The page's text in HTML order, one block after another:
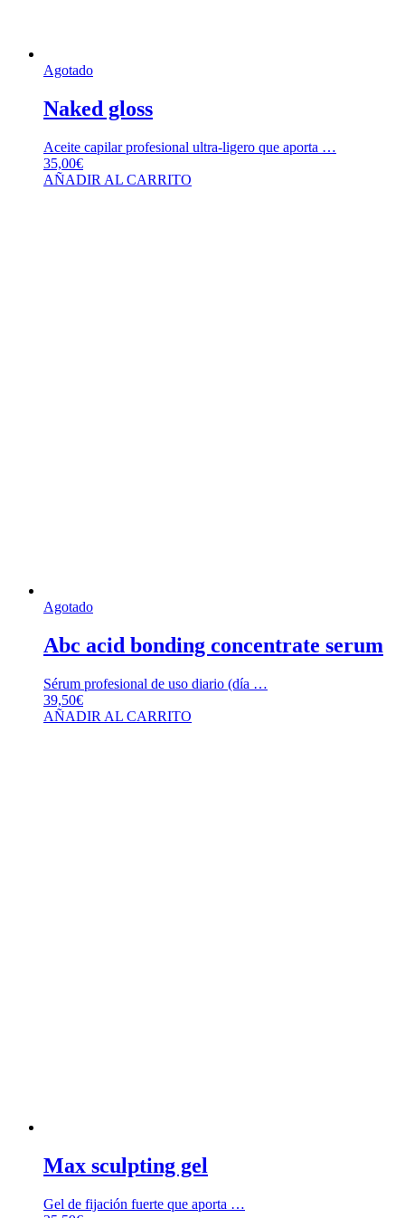
Agotado
Naked gloss
Aceite capilar profesional ultra-ligero que aporta …
35,00€
AÑADIR AL CARRITO
Agotado
Abc acid bonding concentrate serum
Sérum profesional de uso diario (día …
39,50€
AÑADIR AL CARRITO
Max sculpting gel
Gel de fijación fuerte que aporta …